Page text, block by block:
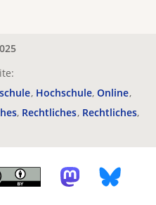
Hochschule Online
Rechtliches Rechtliches